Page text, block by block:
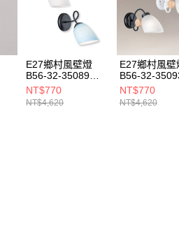
E27鄉村風壁燈
B56-32-35089
3508B
NT$770
NT$4,620
E27鄉村風壁
B56-32-
35094
NT$770
NT$4,620